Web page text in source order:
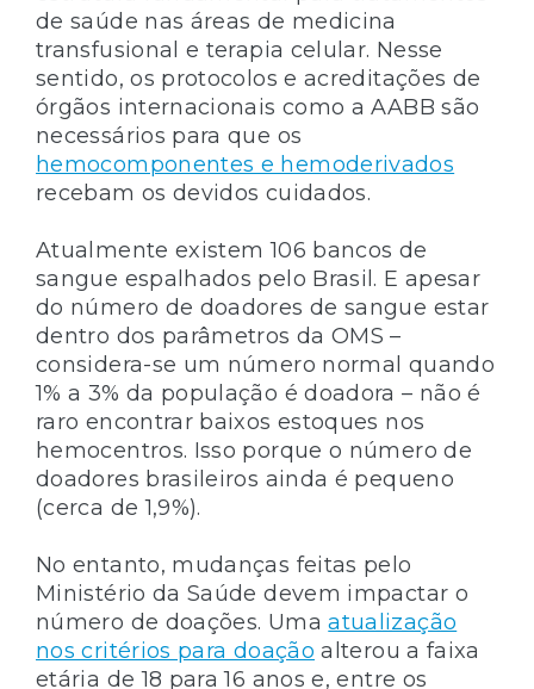
de saúde nas áreas de medicina
transfusional e terapia celular. Nesse
sentido, os protocolos e acreditações de
órgãos internacionais como a AABB são
necessários para que os
hemocomponentes e hemoderivados
recebam os devidos cuidados.
Atualmente existem 106 bancos de
sangue espalhados pelo Brasil. E apesar
do número de doadores de sangue estar
dentro dos parâmetros da OMS –
considera-se um número normal quando
1% a 3% da população é doadora – não é
raro encontrar baixos estoques nos
hemocentros. Isso porque o número de
doadores brasileiros ainda é pequeno
(cerca de 1,9%).
No entanto, mudanças feitas pelo
Ministério da Saúde devem impactar o
número de doações. Umaatualização
nos critérios para doação alterou a faixa
etária de 18 para 16 anos e, entre os